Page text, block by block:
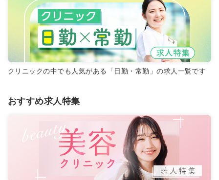
クリニックの中でも人気がある「日勤・常勤」の求人一覧です
おすすめ求人特集